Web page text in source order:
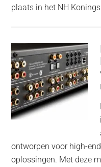
noise
plaats in het NH
ontworpen voor high-
oplossingen. Met deze